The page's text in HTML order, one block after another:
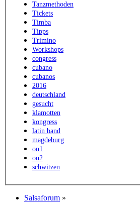
Tanzmethoden
Tickets
Timba
Tipps
Trimino
Workshops
congress
cubano
cubanos
2016
deutschland
gesucht
klamotten
kongress
latin band
magdeburg
on1
on2
schwitzen
Salsaforum »